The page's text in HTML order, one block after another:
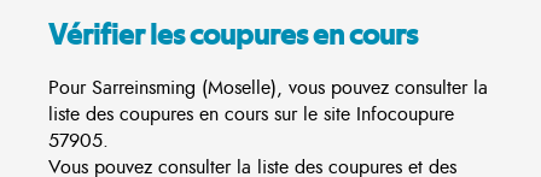
Vérifier les coupures en cours
Pour Sarreinsming (Moselle), vous pouvez consulter la
liste des coupures en cours sur le site Infocoupure
57905.
Vous pouvez consulter la liste des coupures et des